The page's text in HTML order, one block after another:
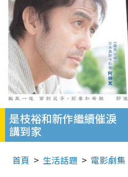
是枝裕和新作繼續催淚
講到家
首頁 生活話題 電影劇集